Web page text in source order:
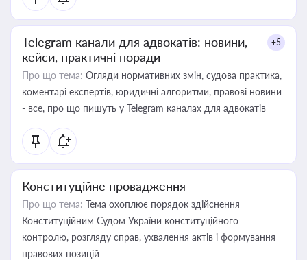
Telegram канали для адвокатів: новини,
кейси, практичні поради
+5
Про що тема: Огляди нормативних змін, судова практика,
коментарі експертів, юридичні алгоритми, правові новини
- все, про що пишуть у Telegram каналах для адвокатів
Конституційне провадження
Про що тема: Тема охоплює порядок здійснення
Конституційним Судом України конституційного
контролю, розгляду справ, ухвалення актів і формування
правових позицій